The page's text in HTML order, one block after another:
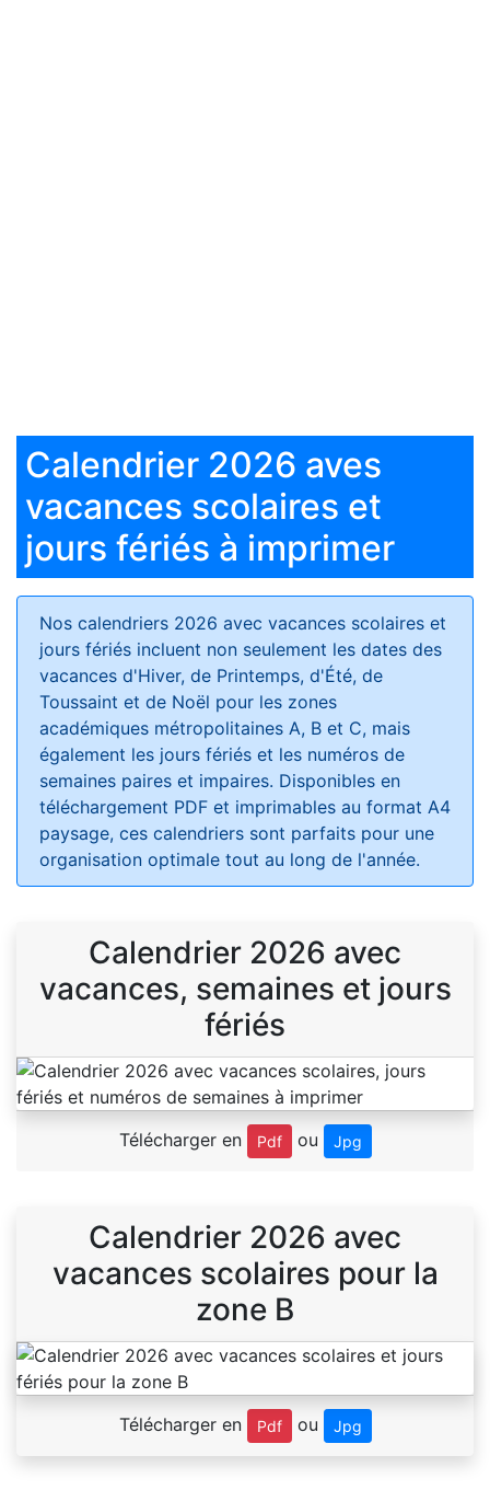
Calendrier 2026 aves
vacances scolaires et
jours fériés à imprimer
Nos calendriers 2026 avec vacances scolaires et
jours fériés incluent non seulement les dates des
vacances d'Hiver, de Printemps, d'Été, de
Toussaint et de Noël pour les zones
académiques métropolitaines A, B et C, mais
également les jours fériés et les numéros de
semaines paires et impaires. Disponibles en
téléchargement PDF et imprimables au format A4
paysage, ces calendriers sont parfaits pour une
organisation optimale tout au long de l'année.
Calendrier 2026 avec
vacances, semaines et jours
fériés
Télécharger en Pdf ou Jpg
Calendrier 2026 avec
vacances scolaires pour la
zone B
Télécharger en Pdf ou Jpg